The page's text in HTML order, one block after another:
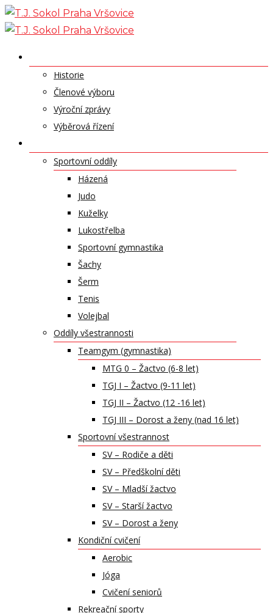
Skip
to
Historie
Členové výboru
Výroční zprávy
Výběrová řízení
Sportovní oddíly
Házená
Judo
Kuželky
Lukostřelba
Sportovní gymnastika
Šachy
Šerm
Tenis
Volejbal
Oddíly všestrannosti
Teamgym (gymnastika)
MTG 0 – Žactvo (6-8 let)
TGJ I – Žactvo (9-11 let)
TGJ II – Žactvo (12 -16 let)
TGJ III – Dorost a ženy (nad 16 let)
Sportovní všestrannost
SV – Rodiče a děti
SV – Předškolní děti
SV – Mladší žactvo
SV – Starší žactvo
SV – Dorost a ženy
Kondiční cvičení
Aerobic
Jóga
Cvičení seniorů
Rekreační sporty